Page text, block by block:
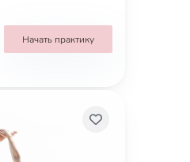
Начать практику